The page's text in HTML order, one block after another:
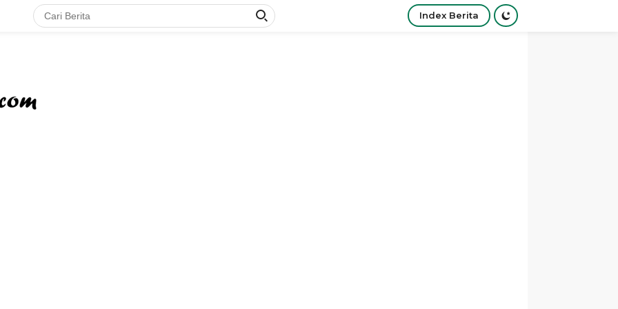
Index Berita